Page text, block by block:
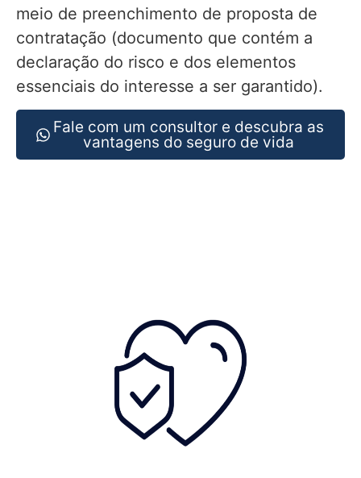
meio de preenchimento de proposta de
contratação (documento que contém a
declaração do risco e dos elementos
essenciais do interesse a ser garantido).
Fale com um consultor e descubra as
vantagens do seguro de vida